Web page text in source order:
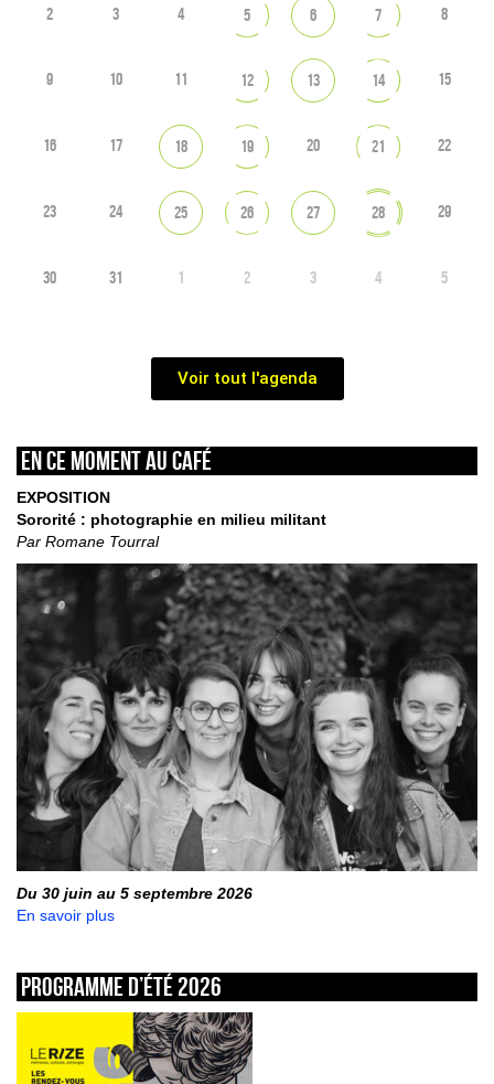
2 3 4 5 6 7 8
9 10 11 12 13 14 15
16 17 18 19 20 21 22
23 24 25 26 27 28 29
30 31 1 2 3 4 5
Voir tout l'agenda
En ce moment au café
EXPOSITION
Sororité : photographie en milieu militant
Par Romane Tourral
Du 30 juin au 5 septembre 2026
En savoir plus
Programme d’été 2026